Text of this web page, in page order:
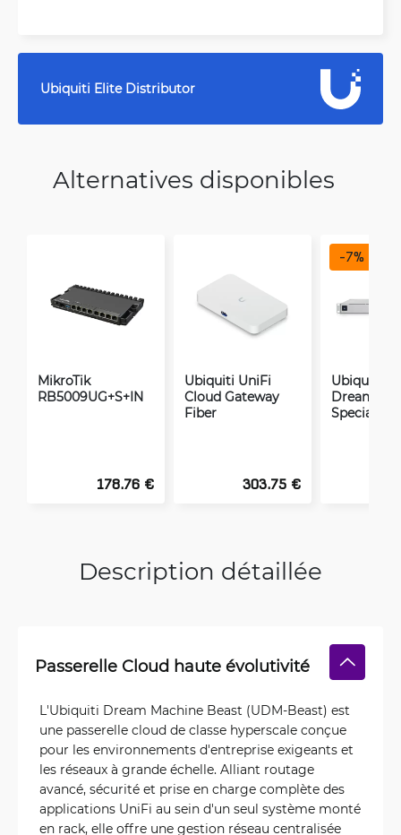
Ubiquiti Elite Distributor
Alternatives disponibles
MikroTik
RB5009UG+S+IN
178.76 €
Ubiquiti UniFi
Cloud Gateway
Fiber
303.75 €
Ubiquiti
Dream
Special
-7%
Description détaillée
Passerelle Cloud haute évolutivité
L'Ubiquiti Dream Machine Beast (UDM-Beast) est
une passerelle cloud de classe hyperscale conçue
pour les environnements d'entreprise exigeants et
les réseaux à grande échelle. Alliant routage
avancé, sécurité et prise en charge complète des
applications UniFi au sein d'un seul système monté
en rack, elle offre une gestion réseau centralisée